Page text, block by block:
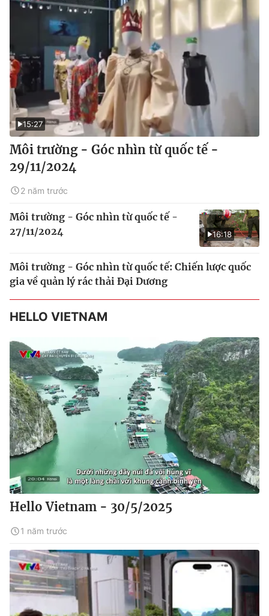
15:27
Môi trường - Góc nhìn từ quốc tế -
29/11/2024
2 năm trước
16:18
Môi trường - Góc nhìn từ quốc tế -
27/11/2024
Môi trường - Góc nhìn từ quốc tế: Chiến lược quốc
gia về quản lý rác thải Đại Dương
HELLO VIETNAM
Hello Vietnam - 30/5/2025
1 năm trước